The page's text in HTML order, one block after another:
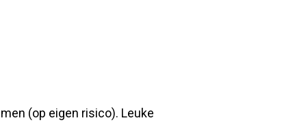
(op eigen risico). Leuke